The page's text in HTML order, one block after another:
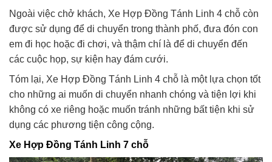
Ngoài việc chở khách, Xe Hợp Đồng Tánh Linh 4 chỗ còn
được sử dụng để di chuyển trong thành phố, đưa đón con
em đi học hoặc đi chơi, và thậm chí là để di chuyển đến
các cuộc họp, sự kiện hay đám cưới.
Tóm lại, Xe Hợp Đồng Tánh Linh 4 chỗ là một lựa chọn tốt
cho những ai muốn di chuyển nhanh chóng và tiện lợi khi
không có xe riêng hoặc muốn tránh những bất tiện khi sử
dụng các phương tiện công cộng.
Xe Hợp Đồng Tánh Linh 7 chỗ